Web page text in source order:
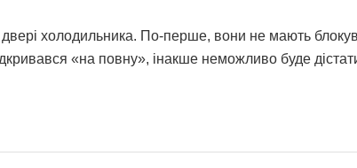
двері холодильника. По-перше, вони не мають
«на повну», інакше неможливо буде